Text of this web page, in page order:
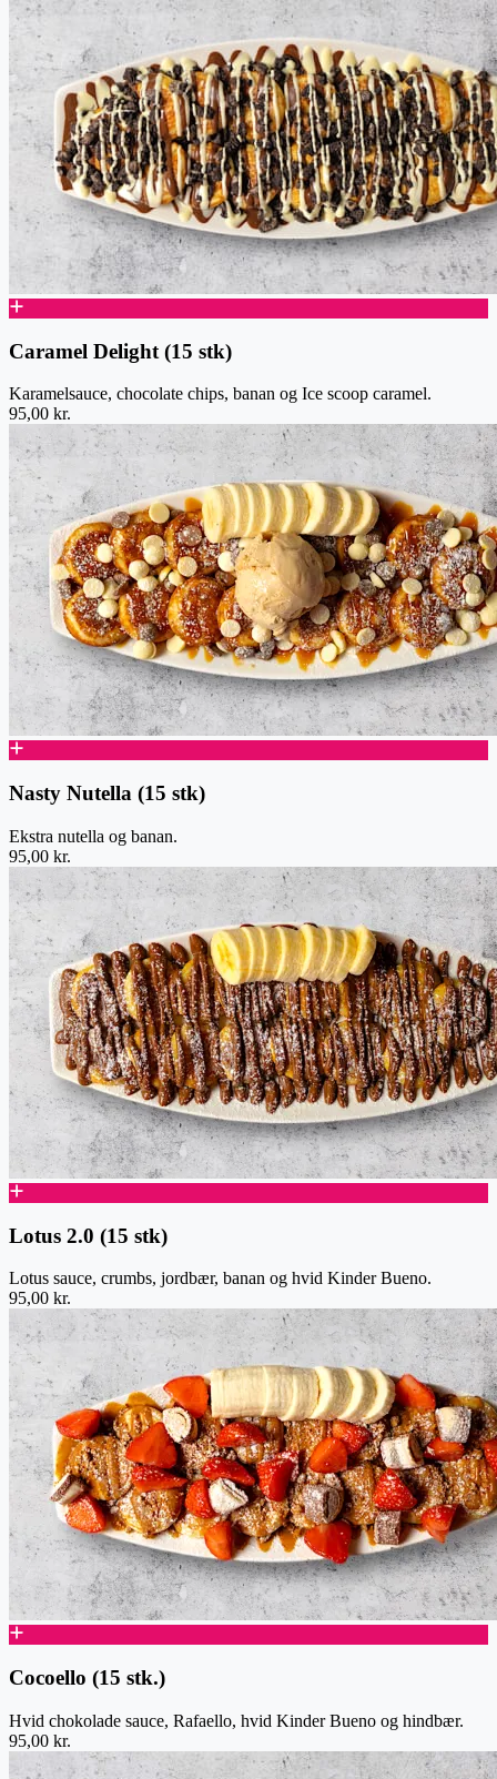
Caramel Delight (15 stk)
Karamelsauce, chocolate chips, banan og Ice scoop caramel.
95,00 kr.
Nasty Nutella (15 stk)
Ekstra nutella og banan.
95,00 kr.
Lotus 2.0 (15 stk)
Lotus sauce, crumbs, jordbær, banan og hvid Kinder Bueno.
95,00 kr.
Cocoello (15 stk.)
Hvid chokolade sauce, Rafaello, hvid Kinder Bueno og hindbær.
95,00 kr.